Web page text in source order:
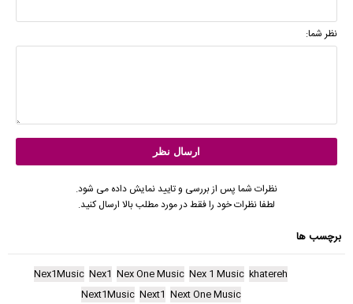
نظر شما:
نظرات شما پس از بررسی و تایید نمایش داده می شود.
لطفا نظرات خود را فقط در مورد مطلب بالا ارسال کنید.
برچسب ها
khatereh
Nex 1 Music
Nex One Music
Nex1
Nex1Music
Next One Music
Next1
Next1Music